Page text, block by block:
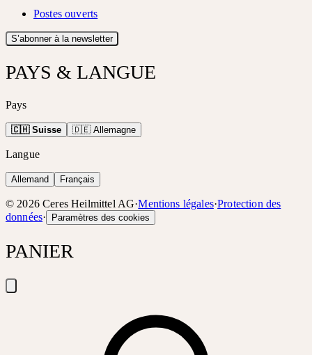
Postes ouverts
S’abonner à la newsletter
PAYS & LANGUE
Pays
🇨🇭 Suisse 🇩🇪 Allemagne
Langue
Allemand Français
© 2026 Ceres Heilmittel AG·Mentions légales·Protection des
données· Paramètres des cookies
PANIER